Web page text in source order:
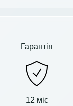
Гарантія
12 міс